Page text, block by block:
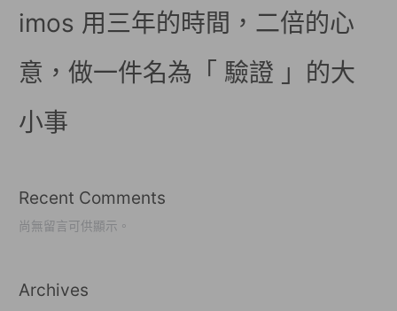
imos 用三年的時間，二倍的心
意，做一件名為「 驗證 」的大
小事
Recent Comments
尚無留言可供顯示。
Archives